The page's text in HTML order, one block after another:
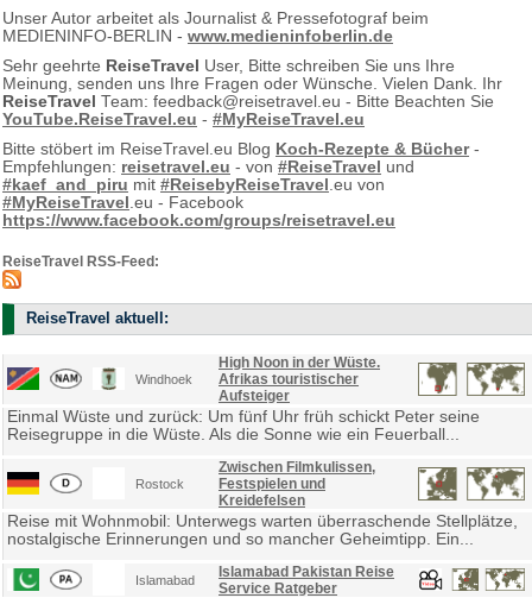
Unser Autor arbeitet als Journalist & Pressefotograf beim
MEDIENINFO-BERLIN - www.medieninfoberlin.de
Sehr geehrte ReiseTravel User, Bitte schreiben Sie uns Ihre
Meinung, senden uns Ihre Fragen oder Wünsche. Vielen Dank. Ihr
ReiseTravel Team: feedback@reisetravel.eu - Bitte Beachten Sie
YouTube.ReiseTravel.eu - #MyReiseTravel.eu
Bitte stöbert im ReiseTravel.eu Blog Koch-Rezepte & Bücher-
Empfehlungen: reisetravel.eu - von #ReiseTravel und
#kaef_and_piru mit #ReisebyReiseTravel .eu von
#MyReiseTravel .eu - Facebook
https://www.facebook.com/groups/reisetravel.eu
ReiseTravel RSS-Feed:
ReiseTravel aktuell:
Windhoek
High Noon in der Wüste.
Afrikas touristischer
Aufsteiger
Einmal Wüste und zurück: Um fünf Uhr früh schickt Peter seine
Reisegruppe in die Wüste. Als die Sonne wie ein Feuerball...
Rostock
Zwischen Filmkulissen,
Festspielen und
Kreidefelsen
Reise mit Wohnmobil: Unterwegs warten überraschende Stellplätze,
nostalgische Erinnerungen und so mancher Geheimtipp. Ein...
Islamabad
Islamabad Pakistan Reise
Service Ratgeber